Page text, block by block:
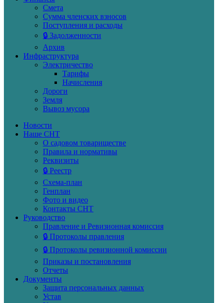
Смета
Сумма членских взносов
Поступления и расходы
🔒 Задолженности
Архив
Инфраструктура
Электричество
Тарифы
Начисления
Дороги
Земля
Вывоз мусора
Новости
Наше СНТ
О садовом товариществе
Правила и нормативы
Реквизиты
🔒 Реестр
Схема-план
Генплан
Фото и видео
Контакты СНТ
Руководство
Правление и Ревизионная комиссия
🔒 Протоколы правления
🔒 Протоколы ревизионной комиссии
Приказы и постановления
Отчеты
Документы
Защита персональных данных
Устав